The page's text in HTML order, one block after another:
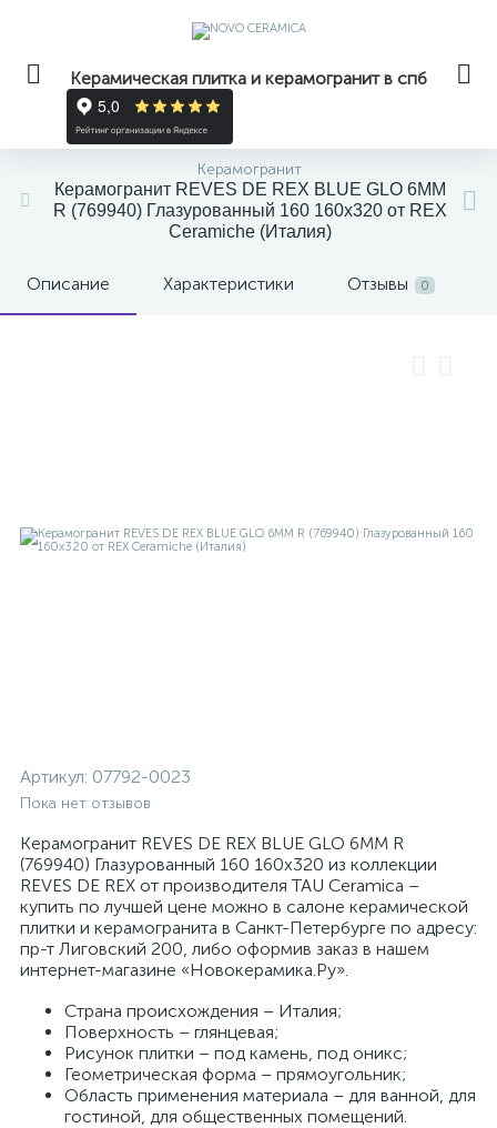
Керамическая плитка и керамогранит в спб
Керамогранит
Керамогранит REVES DE REX BLUE GLO 6MM
R (769940) Глазурованный 160 160x320 от REX
Ceramiche (Италия)
Описание Характеристики Отзывы 0
Артикул: 07792-0023
Пока нет отзывов
Керамогранит REVES DE REX BLUE GLO 6MM R
(769940) Глазурованный 160 160x320 из коллекции
REVES DE REX от производителя TAU Ceramica –
купить по лучшей цене можно в салоне керамической
плитки и керамогранита в Санкт-Петербурге по адресу:
пр-т Лиговский 200, либо оформив заказ в нашем
интернет-магазине «Новокерамика.Ру».
Страна происхождения – Италия;
Поверхность – глянцевая;
Рисунок плитки – под камень, под оникс;
Геометрическая форма – прямоугольник;
Область применения материала – для ванной, для
гостиной, для общественных помещений.